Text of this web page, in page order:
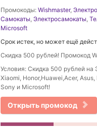
Промокоды: Wishmaster,
Самокаты, Электросамокаты,
Microsoft
Срок истек, но может ещё
Скидка 500 рублей! Промокод
Условия: Скидка 500 рублей
Xiaomi, Honor,Huawei,Acer,
Sony и Microsoft!
Открыть промокод